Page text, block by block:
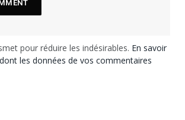
pour réduire les indésirables. En savoir
les données de vos commentaires